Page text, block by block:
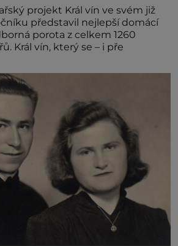
projekt Král vín ve svém již
představil nejlepší domácí
porota z celkem 1260
vzorků od 157 vinařů. Král vín, který se – i pře